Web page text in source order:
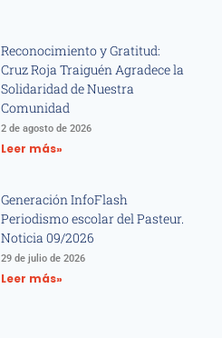
Reconocimiento y Gratitud:
Cruz Roja Traiguén Agradece la
Solidaridad de Nuestra
Comunidad
2 de agosto de 2026
Leer más»
Generación InfoFlash
Periodismo escolar del Pasteur.
Noticia 09/2026
29 de julio de 2026
Leer más»